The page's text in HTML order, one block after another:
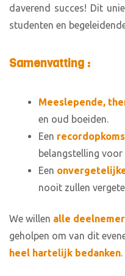
daverend succes! Dit
studenten en
Samenvatting :
Meeslepende,
en oud boeiden.
Een
belangstelling
Een
nooit zullen
We willen alle
geholpen om van dit
heel hartelijk bedanken.